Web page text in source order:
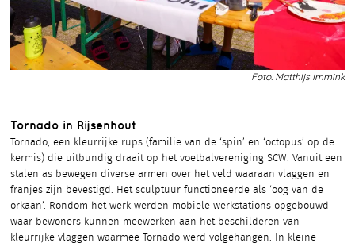
Foto: Matthijs Immink
Tornado in Rijsenhout
Tornado, een kleurrijke rups (familie van de ‘spin’ en ‘octopus’ op de
kermis) die uitbundig draait op het voetbalvereniging SCW. Vanuit een
stalen as bewegen diverse armen over het veld waaraan vlaggen en
franjes zijn bevestigd. Het sculptuur functioneerde als ‘oog van de
orkaan’. Rondom het werk werden mobiele werkstations opgebouwd
waar bewoners kunnen meewerken aan het beschilderen van
kleurrijke vlaggen waarmee Tornado werd volgehangen. In kleine